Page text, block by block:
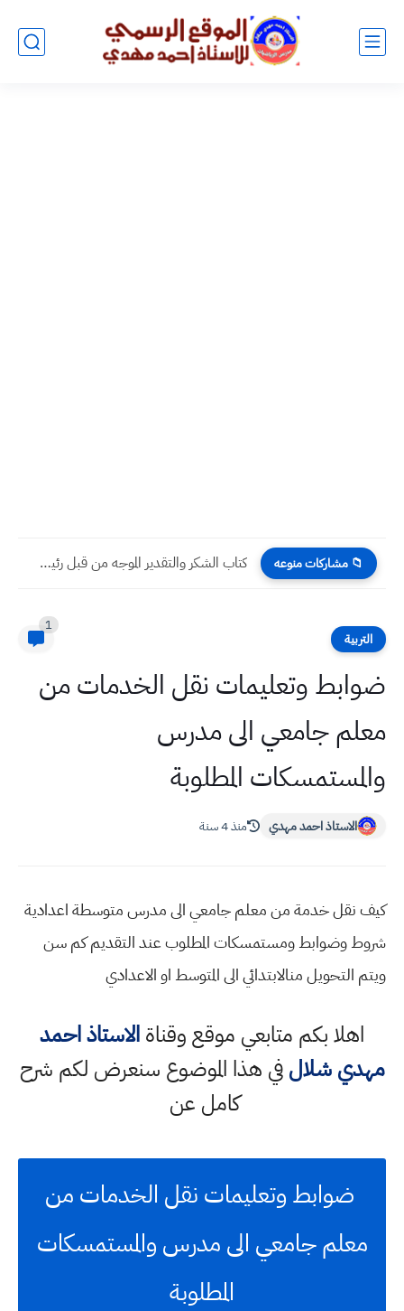
📁 مشاركات منوعه كتاب الشكر والتقدير الموجه من قبل رئيس مجلس الوزراء العراقي...
التربية
1
ضوابط وتعليمات نقل الخدمات من
معلم جامعي الى مدرس
والمستمسكات المطلوبة
الاستاذ احمد مهدي منذ 4 سنة
كيف نقل خدمة من معلم جامعي الى مدرس متوسطة اعدادية
شروط وضوابط ومستمسكات المطلوب عند التقديم كم سن
ويتم التحويل منالابتدائي الى المتوسط او الاعدادي
اهلا بكم متابعي موقع وقناةالاستاذ احمد
مهدي شلالفي هذا الموضوع سنعرض لكم شرح
كامل عن
ضوابط وتعليمات نقل الخدمات من
معلم جامعي الى مدرس والمستمسكات
المطلوبة